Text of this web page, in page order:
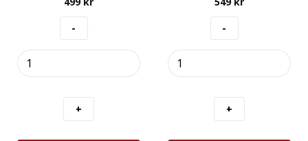
Nancy
mängd
Nancy
mängd